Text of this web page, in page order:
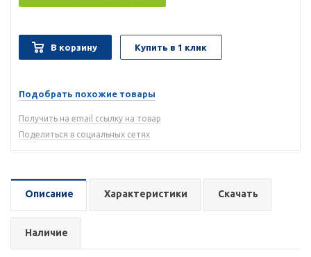
В корзину Купить в 1 клик
Подобрать похожие товары
Получить на email ссылку на товар
Поделиться в социальных сетях
Описание Характеристики Скачать
Наличие